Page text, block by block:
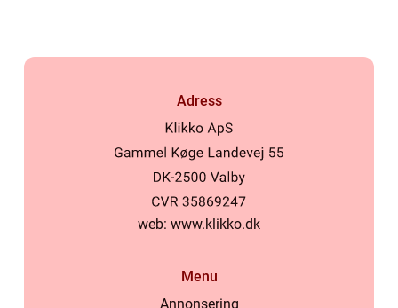
Adress
web: www.klikko.dk
Menu
Annonsering